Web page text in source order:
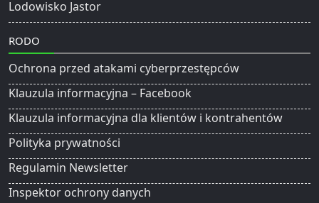
Lodowisko Jastor
RODO
Ochrona przed atakami cyberprzestępców
Klauzula informacyjna – Facebook
Klauzula informacyjna dla klientów i kontrahentów
Polityka prywatności
Regulamin Newsletter
Inspektor ochrony danych